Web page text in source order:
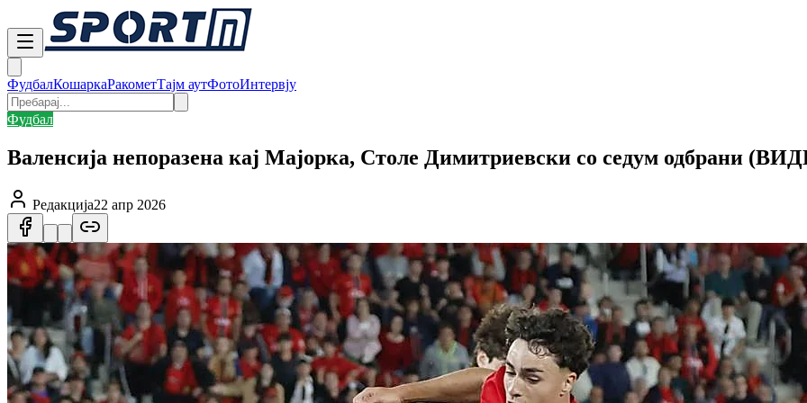
ФудбалКошаркаРакометТајм аутФотоИнтервју
Фудбал
Валенсија непоразена кај Мајорка, Столе Димитриевски со седум одбрани
Редакција22 апр 2026